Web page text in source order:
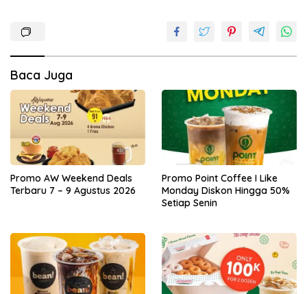
Baca Juga
Promo AW Weekend Deals
Terbaru 7 – 9 Agustus 2026
Promo Point Coffee I Like
Monday Diskon Hingga 50%
Setiap Senin